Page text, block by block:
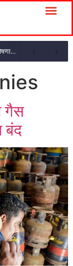
14 देशों की मौजूदगी में ब्रिक्स बैठक का समापन: भोपाल घोषणा पत्र अपनाया
गैस
बंद